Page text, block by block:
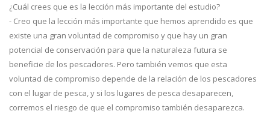
¿Cuál crees que es la lección más importante del estudio?
- Creo que la lección más importante que hemos aprendido es que
existe una gran voluntad de compromiso y que hay un gran
potencial de conservación para que la naturaleza futura se
beneficie de los pescadores. Pero también vemos que esta
voluntad de compromiso depende de la relación de los pescadores
con el lugar de pesca, y si los lugares de pesca desaparecen,
corremos el riesgo de que el compromiso también desaparezca.